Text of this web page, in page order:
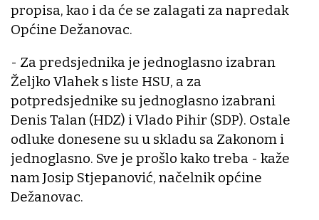
propisa, kao i da će se zalagati za napredak
Općine Dežanovac.
- Za predsjednika je jednoglasno izabran
Željko Vlahek s liste HSU, a za
potpredsjednike su jednoglasno izabrani
Denis Talan (HDZ) i Vlado Pihir (SDP). Ostale
odluke donesene su u skladu sa Zakonom i
jednoglasno. Sve je prošlo kako treba - kaže
nam Josip Stjepanović, načelnik općine
Dežanovac.